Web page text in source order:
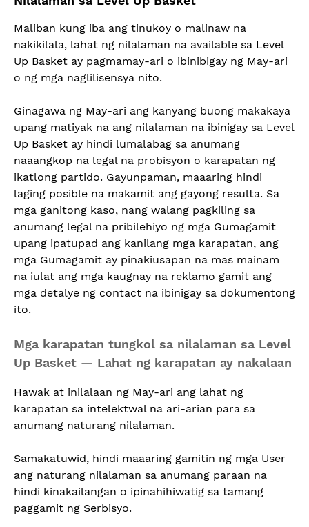
Maliban kung iba ang tinukoy o malinaw na
nakikilala, lahat ng nilalaman na available sa Level
Up Basket ay pagmamay-ari o ibinibigay ng May-ari
o ng mga naglilisensya nito.
Ginagawa ng May-ari ang kanyang buong makakaya
upang matiyak na ang nilalaman na ibinigay sa Level
Up Basket ay hindi lumalabag sa anumang
naaangkop na legal na probisyon o karapatan ng
ikatlong partido. Gayunpaman, maaaring hindi
laging posible na makamit ang gayong resulta. Sa
mga ganitong kaso, nang walang pagkiling sa
anumang legal na pribilehiyo ng mga Gumagamit
upang ipatupad ang kanilang mga karapatan, ang
mga Gumagamit ay pinakiusapan na mas mainam
na iulat ang mga kaugnay na reklamo gamit ang
mga detalye ng contact na ibinigay sa dokumentong
ito.
Mga karapatan tungkol sa nilalaman sa Level
Up Basket — Lahat ng karapatan ay nakalaan
Hawak at inilalaan ng May-ari ang lahat ng
karapatan sa intelektwal na ari-arian para sa
anumang naturang nilalaman.
Samakatuwid, hindi maaaring gamitin ng mga User
ang naturang nilalaman sa anumang paraan na
hindi kinakailangan o ipinahihiwatig sa tamang
paggamit ng Serbisyo.